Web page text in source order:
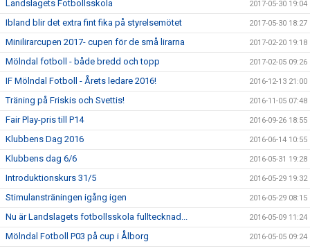
Landslagets Fotbollsskola 2017-05-30 19:04
Ibland blir det extra fint fika på styrelsemötet 2017-05-30 18:27
Minilirarcupen 2017- cupen för de små lirarna 2017-02-20 19:18
Mölndal fotboll - både bredd och topp 2017-02-05 09:26
IF Mölndal Fotboll - Årets ledare 2016! 2016-12-13 21:00
Träning på Friskis och Svettis! 2016-11-05 07:48
Fair Play-pris till P14 2016-09-26 18:55
Klubbens Dag 2016 2016-06-14 10:55
Klubbens dag 6/6 2016-05-31 19:28
Introduktionskurs 31/5 2016-05-29 19:32
Stimulansträningen igång igen 2016-05-29 08:15
Nu är Landslagets fotbollsskola fulltecknad... 2016-05-09 11:24
Mölndal Fotboll P03 på cup i Ålborg 2016-05-05 09:24